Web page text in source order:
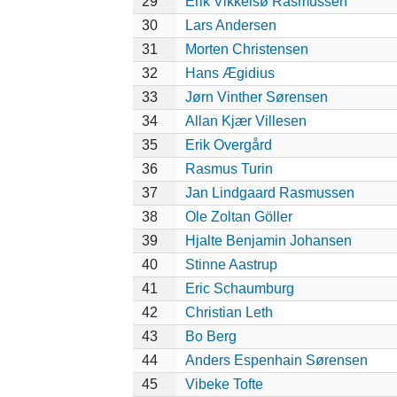
30
Lars Andersen
31
Morten Christensen
32
Hans Ægidius
33
Jørn Vinther Sørensen
34
Allan Kjær Villesen
35
Erik Overgård
36
Rasmus Turin
37
Jan Lindgaard Rasmussen
38
Ole Zoltan Göller
39
Hjalte Benjamin Johansen
40
Stinne Aastrup
41
Eric Schaumburg
42
Christian Leth
43
Bo Berg
44
Anders Espenhain Sørensen
45
Vibeke Tofte